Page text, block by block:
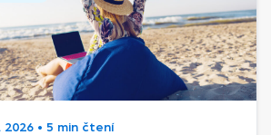
2026 • 5 min čtení